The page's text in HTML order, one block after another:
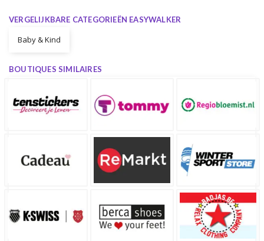
VERGELIJKBARE CATEGORIEËN EASYWALKER
Baby & Kind
BOUTIQUES SIMILAIRES